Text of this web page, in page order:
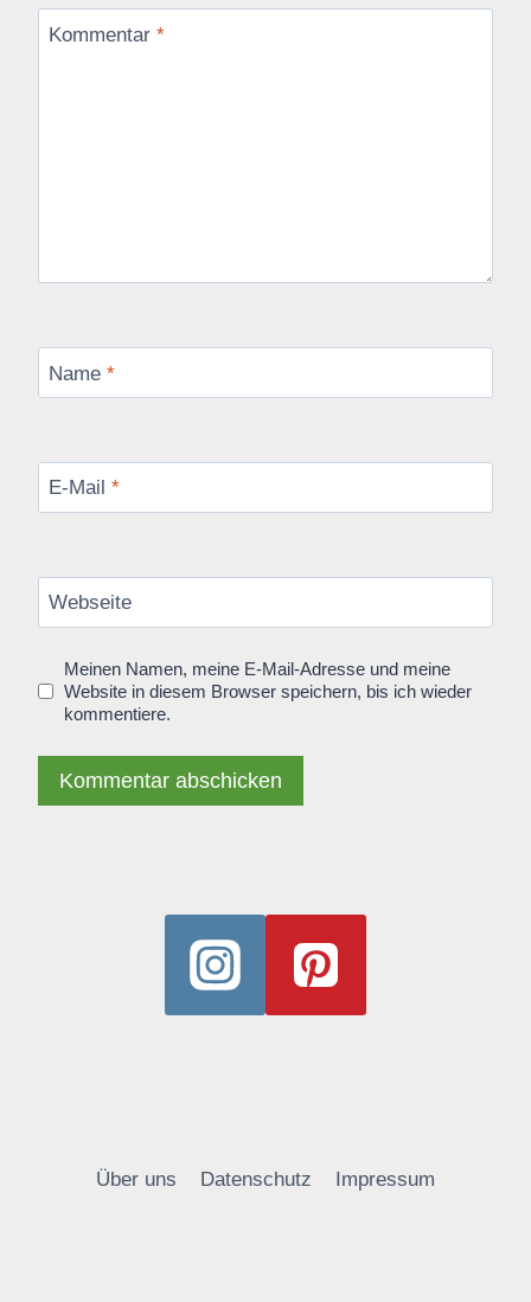
Kommentar *
Name *
E-Mail *
Webseite
Meinen Namen, meine E-Mail-Adresse und meine
Website in diesem Browser speichern, bis ich wieder
kommentiere.
Über uns Datenschutz Impressum